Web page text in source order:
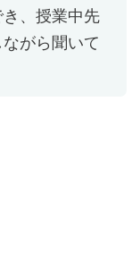
、授業中先
がら聞いて